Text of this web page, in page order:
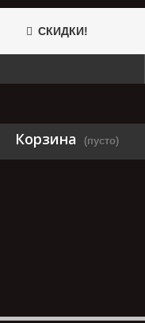
СКИДКИ!
Корзина (пусто)